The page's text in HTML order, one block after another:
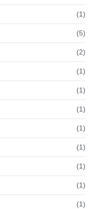
(1)
(5)
(2)
(1)
(1)
(1)
(1)
(1)
(1)
(1)
(1)